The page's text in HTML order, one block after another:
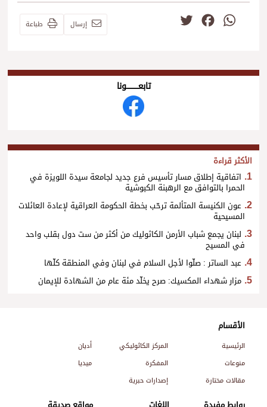
WhatsApp
Facebook إرسال طباعة
تابعــــــــــونا
الأكثر قراءة
اتفاقية إطلاق مسار تأسيس فرع جديد لجامعة سيدة اللويزة في
الحمرا بالتوافق مع الرهبنة الكبوشية
عون الكنيسة المتألمة ترحّب بخطة الحكومة العراقية لإعادة العائلات
المسيحية
لبنان يجمع شباب الأرمن الكاثوليك من أكثر من ست دول بقلب واحد
في المسيح
عبد الساتر : صلّوا لأجل السلام في لبنان وفي المنطقة كلّها
مزار شهداء المكسيك: صرح يخلّد مئة عام من الشهادة للإيمان
الأقسام
الرئيسية المركز الكاثوليكي
أديان
منوعات
المفكرة
ميديا
مقالات مختارة
إصدارات حبرية